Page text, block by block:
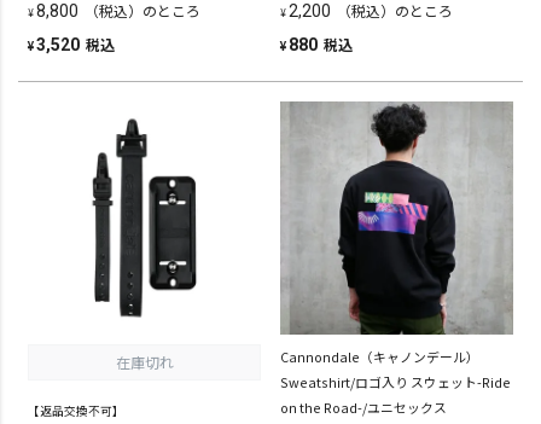
¥8,800 （税込）のところ
¥3,520 税込
¥2,200 （税込）のところ
¥ 880 税込
在庫切れ
【返品交換不可】
Cannondale（キャノンデール）
Sweatshirt/ロゴ入り スウェット-Ride
on the Road-/ユニセックス